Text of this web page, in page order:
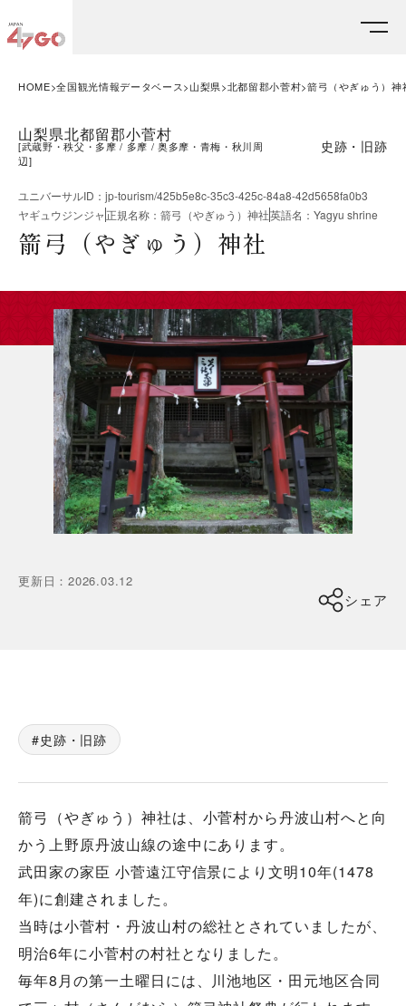
HOME 全国観光情報データベース 山梨県 北都留郡小菅村 箭弓（やぎゅう）神
山梨県北都留郡小菅村
[武蔵野・秩父・多摩 多摩
奥多摩・青梅・秋川周
辺]
史跡・旧跡
ユニバーサルID ： jp-tourism/425b5e8c-35c3-425c-84a8-42d5658fa0b3
ヤギュウジンジャ正規名称 ： 箭弓（やぎゅう）神社英語名 ： Yagyu shrine
箭弓（やぎゅう）神社
更新日 ：2026.03.12
シェア
史跡・旧跡
箭弓（やぎゅう）神社は、小菅村から丹波山村へと向
かう上野原丹波山線の途中にあります。
武田家の家臣 小菅遠江守信景により文明10年(1478
年)に創建されました。
当時は小菅村・丹波山村の総社とされていましたが、
明治6年に小菅村の村社となりました。
毎年8月の第一土曜日には、川池地区・田元地区合同